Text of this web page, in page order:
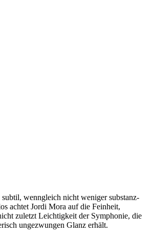
wenngleich nicht weniger substanz-
achtet Jordi Mora auf die Feinheit,
zuletzt Leichtigkeit der Symphonie, die
ungezwungen Glanz erhält.